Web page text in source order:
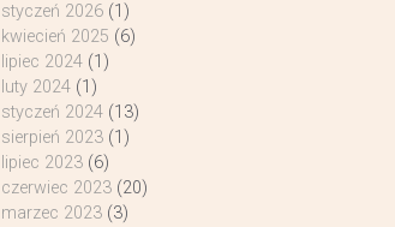
styczeń 2026(1)
kwiecień 2025 (6)
lipiec 2024(1)
luty 2024(1)
styczeń 2024(13)
sierpień 2023(1)
lipiec 2023(6)
czerwiec 2023(20)
marzec 2023(3)